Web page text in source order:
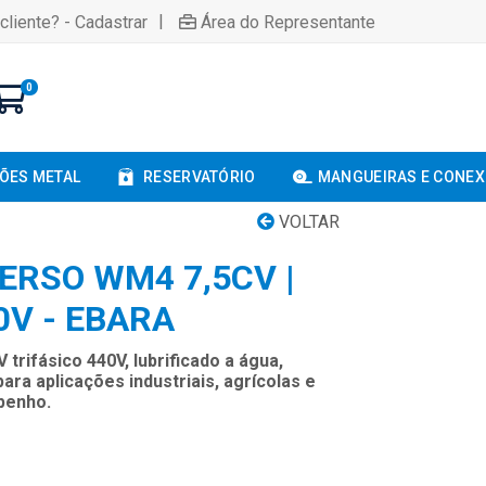
- Cadastrar | Área do Representante
0
METAL RESERVATÓRIO MANGUEIRAS E
VOLTAR
WM4 7,5CV |
- EBARA
trifásico 440V, lubrificado a água,
aplicações industriais, agrícolas e